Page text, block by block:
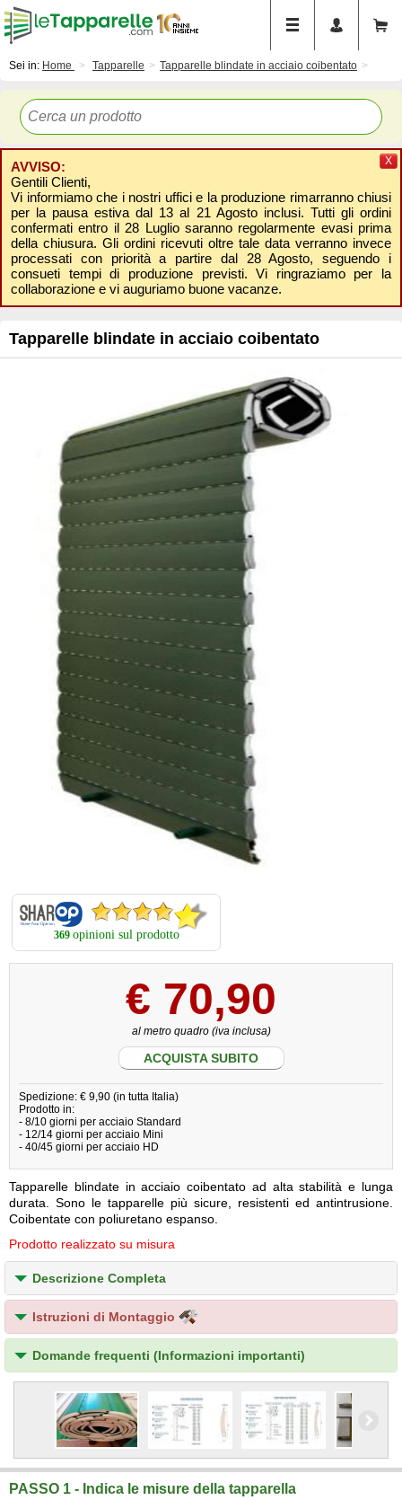
Sei in: Home Tapparelle Tapparelle blindate in acciaio coibentato
AVVISO:
Gentili Clienti,
Vi informiamo che i nostri uffici e la produzione rimarranno chiusi
per la pausa estiva dal 13 al 21 Agosto inclusi. Tutti gli ordini
confermati entro il 28 Luglio saranno regolarmente evasi prima
della chiusura. Gli ordini ricevuti oltre tale data verranno invece
processati con priorità a partire dal 28 Agosto, seguendo i
consueti tempi di produzione previsti. Vi ringraziamo per la
collaborazione e vi auguriamo buone vacanze.
X
Tapparelle blindate in acciaio coibentato
369 opinioni sul prodotto
€ 70,90
al metro quadro (iva inclusa)
ACQUISTA SUBITO
Spedizione: € 9,90 (in tutta Italia)
Prodotto in:
- 8/10 giorni per acciaio Standard
- 12/14 giorni per acciaio Mini
- 40/45 giorni per acciaio HD
Tapparelle blindate in acciaio coibentato ad alta stabilità e lunga
durata. Sono le tapparelle più sicure, resistenti ed antintrusione.
Coibentate con poliuretano espanso.
Prodotto realizzato su misura
Descrizione Completa
Istruzioni di Montaggio
Domande frequenti (Informazioni importanti)
PASSO 1 - Indica le misure della tapparella